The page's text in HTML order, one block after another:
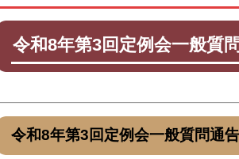
令和8年第3回定例会一般質
令和8年第3回定例会一般質問通